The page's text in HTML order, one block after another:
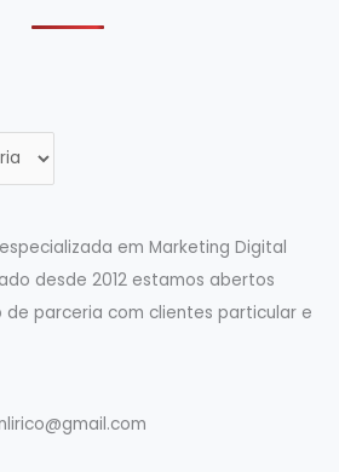
em Marketing Digital
desde 2012 estamos abertos
parceria com clientes particular e